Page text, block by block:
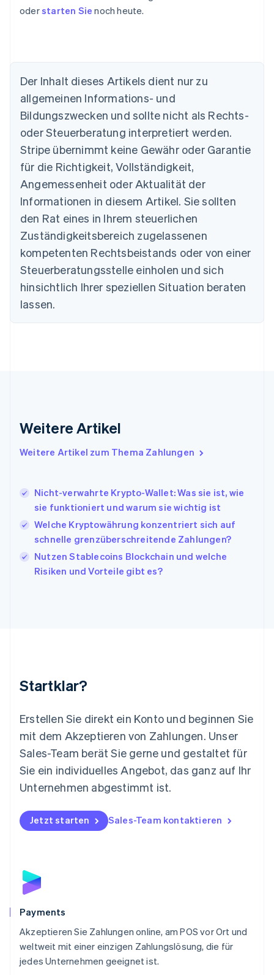
oderstarten Sie noch heute.
Der Inhalt dieses Artikels dient nur zu
allgemeinen Informations- und
Bildungszwecken und sollte nicht als Rechts-
oder Steuerberatung interpretiert werden.
Stripe übernimmt keine Gewähr oder Garantie
für die Richtigkeit, Vollständigkeit,
Angemessenheit oder Aktualität der
Informationen in diesem Artikel. Sie sollten
den Rat eines in Ihrem steuerlichen
Zuständigkeitsbereich zugelassenen
kompetenten Rechtsbeistands oder von einer
Steuerberatungsstelle einholen und sich
hinsichtlich Ihrer speziellen Situation beraten
lassen.
Weitere Artikel
Weitere Artikel zum Thema Zahlungen
Nicht-verwahrte Krypto-Wallet: Was sie ist, wie
sie funktioniert und warum sie wichtig ist
Welche Kryptowährung konzentriert sich auf
schnelle grenzüberschreitende Zahlungen?
Nutzen Stablecoins Blockchain und welche
Risiken und Vorteile gibt es?
Startklar?
Erstellen Sie direkt ein Konto und beginnen Sie
mit dem Akzeptieren von Zahlungen. Unser
Sales-Team berät Sie gerne und gestaltet für
Sie ein individuelles Angebot, das ganz auf Ihr
Unternehmen abgestimmt ist.
Jetzt starten Sales-Team kontaktieren
Payments
Akzeptieren Sie Zahlungen online, am POS vor Ort und
weltweit mit einer einzigen Zahlungslösung, die für
jedes Unternehmen geeignet ist.
Australien
English
Belgien
Brasilien
PortuguêsEnglish
Bulgarien
English
Dänemark
English
DeutschEnglish
Estland
English
Festlandchina
简体中文English
Finnland
Frankreich
FrançaisEnglish
English
Italien
Italiano English
English Français
Kroatien
EnglishItaliano
Lettland
Liechtenstein
Deutsch English
Mexiko
English
Niederlande
Nederlands English
Norwegen
English
Österreich
Polen
English
Portugal
Schweden
Schweiz
Singapur
English简体中文
Slowakei